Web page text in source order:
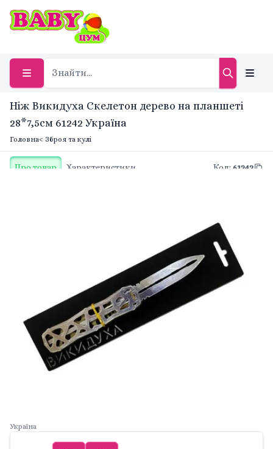
Ніж Викидуха Скелетон дерево на планшеті
28*7,5см 61242 Україна
Головна< Зброя та кулі
Про товар Характеристики Код: 61242
Україна